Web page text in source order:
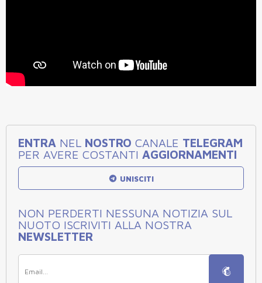
ENTRA NEL NOSTRO CANALE TELEGRAM
PER AVERE COSTANTI AGGIORNAMENTI
UNISCITI
NON PERDERTI NESSUNA NOTIZIA SUL
NUOTO ISCRIVITI ALLA NOSTRA
NEWSLETTER